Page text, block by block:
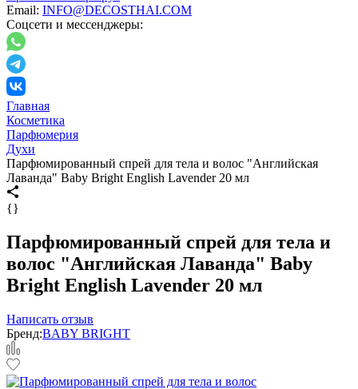
Email: INFO@DECOSTHAI.COM
Соцсети и мессенджеры:
Главная
Косметика
Парфюмерия
Духи
Парфюмированный спрей для тела и волос "Английская
Лаванда" Baby Bright English Lavender 20 мл
{}
Парфюмированный спрей для тела и
волос "Английская Лаванда" Baby
Bright English Lavender 20 мл
Написать отзыв
Бренд:BABY BRIGHT